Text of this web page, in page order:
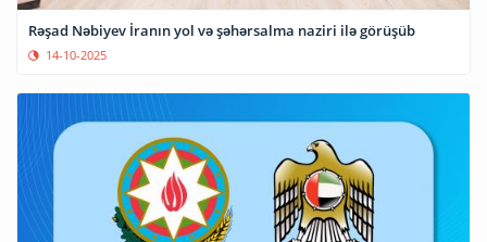
Rəşad Nəbiyev İranın yol və şəhərsalma naziri ilə görüşüb
14-10-2025